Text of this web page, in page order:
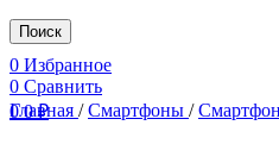
Поиск
0 Избранное
0 Сравнить
00₽
Главная / Смартфоны /